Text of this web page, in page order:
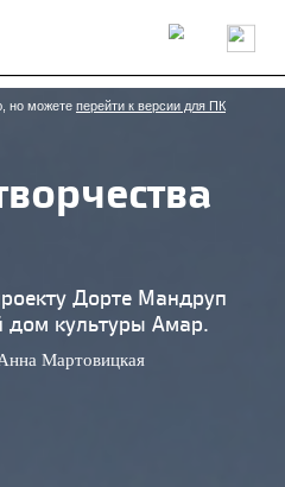
Пресса
Архитекторы
Книги Вакансии
Блог
Исследование
Интерьер
Урбанистика
но можете перейти к версии для ПК
Дорте Мандруп
дом культуры Амар.
Мартовицкая